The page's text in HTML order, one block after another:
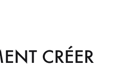
CRÉER